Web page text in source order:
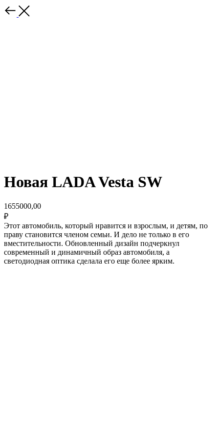
Новая LADA Vesta SW
1655000,00
₽
Этот автомобиль, который нравится и взрослым, и детям, по
праву становится членом семьи. И дело не только в его
вместительности. Обновленный дизайн подчеркнул
современный и динамичный образ автомобиля, а
светодиодная оптика сделала его еще более ярким.